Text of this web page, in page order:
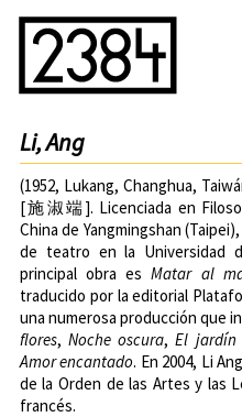
Li, Ang
(1952, Lukang, Changhua,
[施淑端]. Licenciada en
China de Yangmingshan
de teatro en la Universidad
principal obra esMatar al
traducido por laeditorial
una numerosa producción que
flores,Noche oscura,El jardín
Amor encantado. En 2004, Li
de la Orden de las Artes y las
francés.